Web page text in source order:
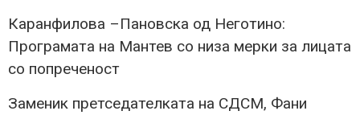
Каранфилова –Пановска од Неготино:
Програмата на Мантев со низа мерки за лицата
со попреченост
Заменик претседателката на СДСМ, Фани